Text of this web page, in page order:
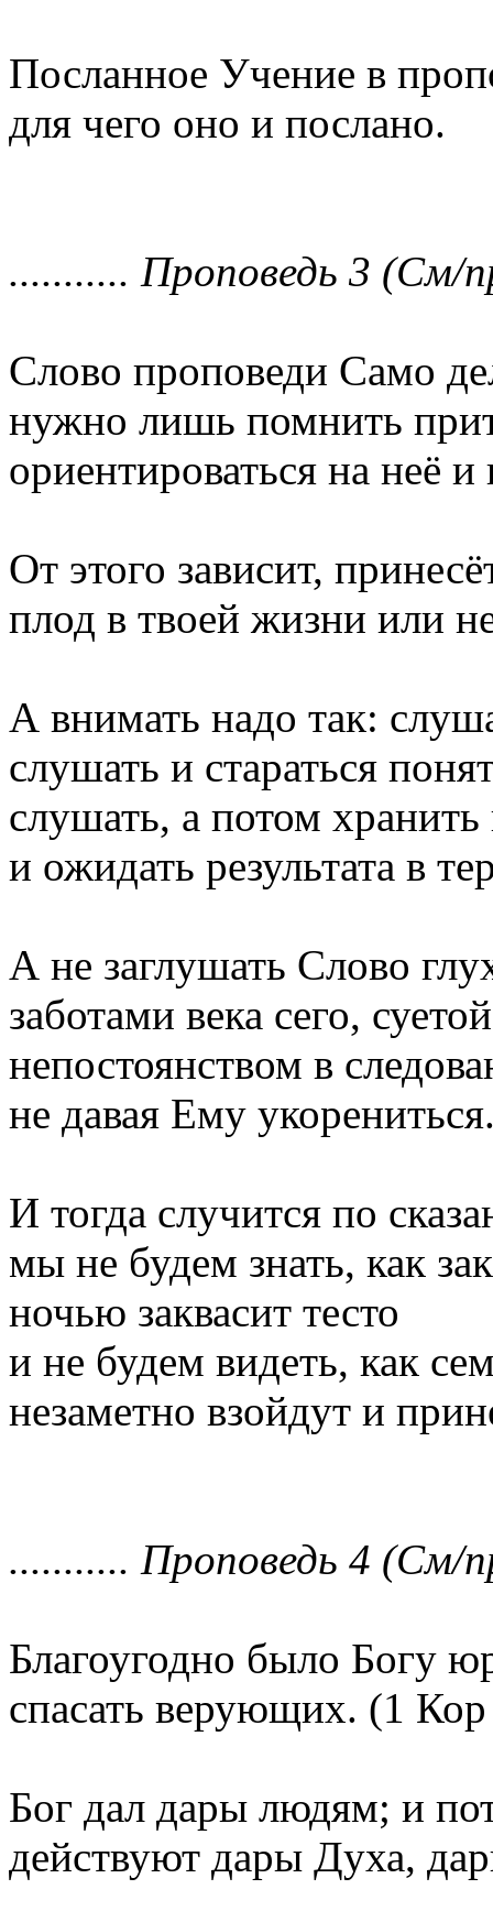
Посланное Учение в
для чего оно и послано.
........... Проповедь 3 (См/
Слово проповеди Само
нужно лишь помнить
ориентироваться на неё
От этого зависит,
плод в твоей жизни или
А внимать надо так:
слушать и стараться
слушать, а потом
и ожидать результата в
А не заглушать Слово
заботами века сего,
непостоянством в
не давая Ему
И тогда случится по
мы не будем знать, как
ночью заквасит тесто
и не будем видеть, как
незаметно взойдут и
........... Проповедь 4 (См/
Благоугодно было Богу
спасать верующих. (1
Бог дал дары людям; и
действуют дары Духа,